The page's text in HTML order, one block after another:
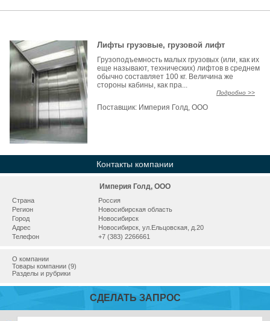
Лифты грузовые, грузовой лифт
Грузоподъемность малых грузовых (или, как их
еще называют, технических) лифтов в среднем
обычно составляет 100 кг. Величина же
стороны кабины, как пра...
Подробно >>
Поставщик: Империя Голд, ООО
Контакты компании
Империя Голд, ООО
Страна
Россия
Регион
Новосибирская область
Город
Новосибирск
Адрес
Новосибирск, ул.Ельцовская, д.20
Телефон
+7 (383) 2266661
О компании
Товары компании (9)
Разделы и рубрики
СДЕЛАТЬ ЗАПРОС